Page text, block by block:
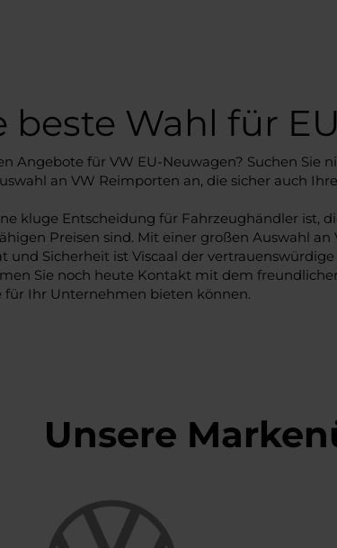
beste Wahl für
Angebote für VW EU-Neuwagen? Suchen Sie
an VW Reimporten an, die sicher auch
kluge Entscheidung für Fahrzeughändler ist,
Preisen sind. Mit einer großen Auswahl
Sicherheit ist Viscaal der
Sie noch heute Kontakt mit dem
Ihr Unternehmen bieten können.
Unsere